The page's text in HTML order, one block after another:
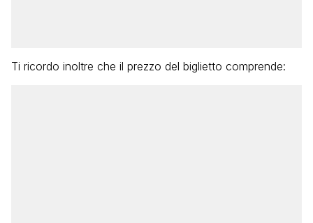
Ti ricordo inoltre che il prezzo del biglietto comprende: